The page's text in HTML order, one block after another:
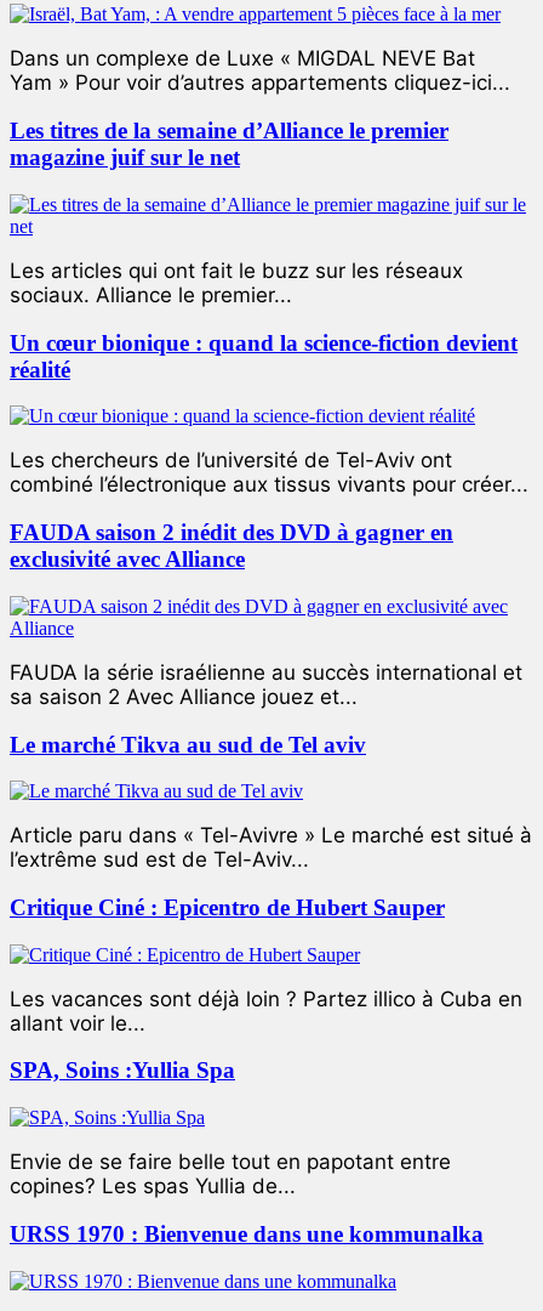
Dans un complexe de Luxe « MIGDAL NEVE Bat
Yam » Pour voir d’autres appartements cliquez-ici...
Les titres de la semaine d’Alliance le premier
magazine juif sur le net
Les articles qui ont fait le buzz sur les réseaux
sociaux. Alliance le premier...
Un cœur bionique : quand la science-fiction devient
réalité
Les chercheurs de l’université de Tel-Aviv ont
combiné l’électronique aux tissus vivants pour créer...
FAUDA saison 2 inédit des DVD à gagner en
exclusivité avec Alliance
FAUDA la série israélienne au succès international et
sa saison 2 Avec Alliance jouez et...
Le marché Tikva au sud de Tel aviv
Article paru dans « Tel-Avivre » Le marché est situé à
l’extrême sud est de Tel-Aviv...
Critique Ciné : Epicentro de Hubert Sauper
Les vacances sont déjà loin ? Partez illico à Cuba en
allant voir le...
SPA, Soins :Yullia Spa
Envie de se faire belle tout en papotant entre
copines? Les spas Yullia de...
URSS 1970 : Bienvenue dans une kommunalka